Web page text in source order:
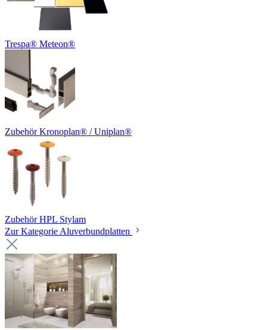
Trespa® Meteon®
Zubehör Kronoplan® / Uniplan®
Zubehör HPL Stylam
Zur Kategorie Aluverbundplatten